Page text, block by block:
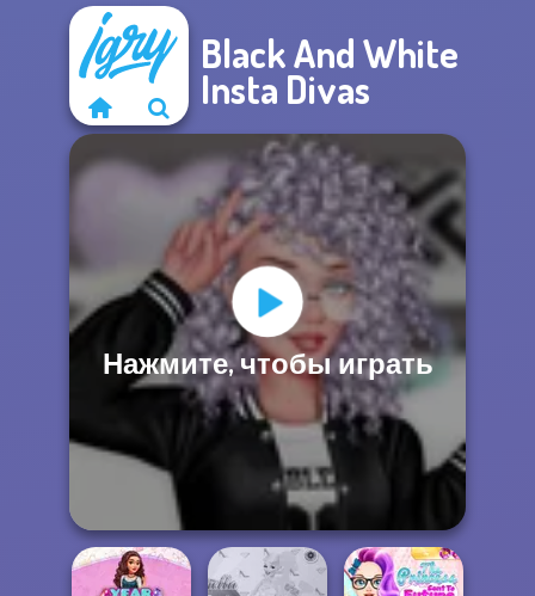
Black And White
Insta Divas
Нажмите, чтобы играть